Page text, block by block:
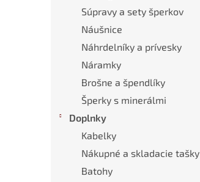
Súpravy a sety šperkov
Náušnice
Náhrdelníky a prívesky
Náramky
Brošne a špendlíky
Šperky s minerálmi
Doplnky
Kabelky
Nákupné a skladacie tašky
Batohy